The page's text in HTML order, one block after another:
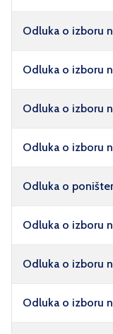
Odluka o izboru
Odluka o izboru
Odluka o izboru
Odluka o izboru
Odluka o
Odluka o izboru
Odluka o izboru
Odluka o izboru